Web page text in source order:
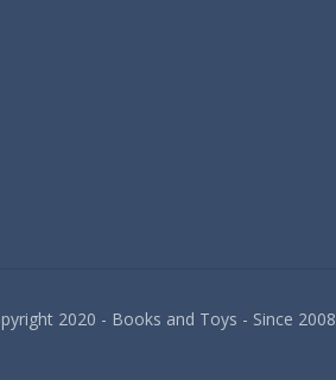
2020 - Books and Toys - Since 2008